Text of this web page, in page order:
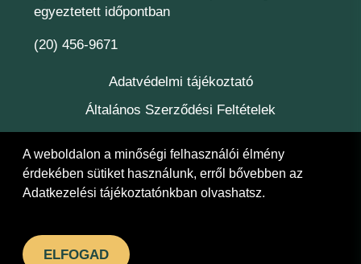
egyeztetett időpontban
(20) 456-9671
Adatvédelmi tájékoztató
Általános Szerződési Feltételek
Felelőség
A weboldalon a minőségi felhasználói élmény
érdekében sütiket használunk, erről bővebben az
Adatkezelési tájékoztatónkban olvashatsz.
ELFOGAD